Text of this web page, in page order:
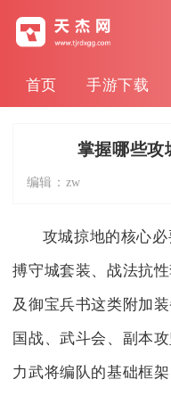
首页 手游下载
掌握哪些攻
编辑： zw
攻城掠地的核心
搏守城套装、战法抗
及御宝兵书这类附加
国战、武斗会、副本
力武将编队的基础框